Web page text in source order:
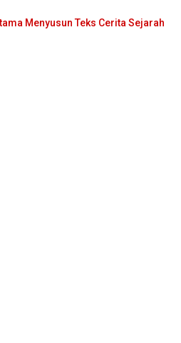
Menyusun Teks Cerita Sejarah